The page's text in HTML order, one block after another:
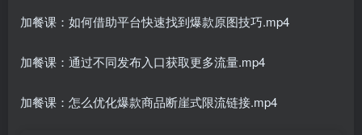
加餐课：如何借助平台快速找到爆款原图技巧.mp4
加餐课：通过不同发布入口获取更多流量.mp4
加餐课：怎么优化爆款商品断崖式限流链接.mp4